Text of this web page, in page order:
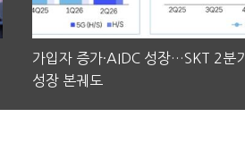
가입자 증가·AIDC 성장…SKT 2분기
성장 본궤도